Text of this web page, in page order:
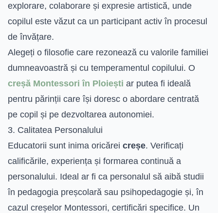
explorare, colaborare și expresie artistică, unde
copilul este văzut ca un participant activ în procesul
de învățare.
Alegeți o filosofie care rezonează cu valorile familiei
dumneavoastră și cu temperamentul copilului. O
creșă Montessori în Ploiești ar putea fi ideală
pentru părinții care își doresc o abordare centrată
pe copil și pe dezvoltarea autonomiei.
3. Calitatea Personalului
Educatorii sunt inima oricărei creșe. Verificați
calificările, experiența și formarea continuă a
personalului. Ideal ar fi ca personalul să aibă studii
în pedagogia preșcolară sau psihopedagogie și, în
cazul creșelor Montessori, certificări specifice. Un